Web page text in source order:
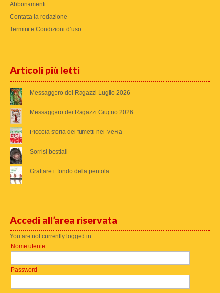
Abbonamenti
Contatta la redazione
Termini e Condizioni d’uso
Articoli più letti
Messaggero dei Ragazzi Luglio 2026
Messaggero dei Ragazzi Giugno 2026
Piccola storia dei fumetti nel MeRa
Sorrisi bestiali
Grattare il fondo della pentola
Accedi all’area riservata
You are not currently logged in.
Nome utente
Password